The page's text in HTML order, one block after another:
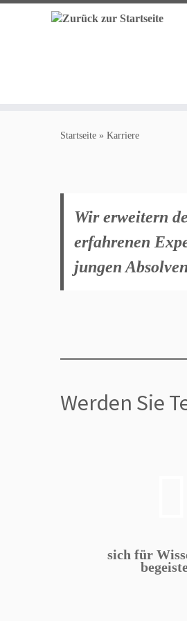
Startseite » Karriere
Wir erweitern
erfahrenen
jungen
Werden Sie
sich für